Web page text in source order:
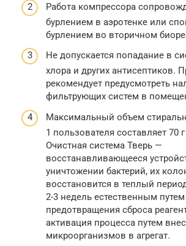
Работа компрессора
бурлением в аэротенке или
бурлением во вторичном
Не допускается попадание в
хлора и других антисептиков.
рекомендует предусмотреть
фильтрующих систем в
Максимальный объем
1 пользователя составляет 70
Очистная система Тверь —
восстанавливающееся
уничтожении бактерий, их
восстановится в теплый
2-3 недель естественным
предотвращения сброса
активация процесса путем
микроорганизмов в агрегат.